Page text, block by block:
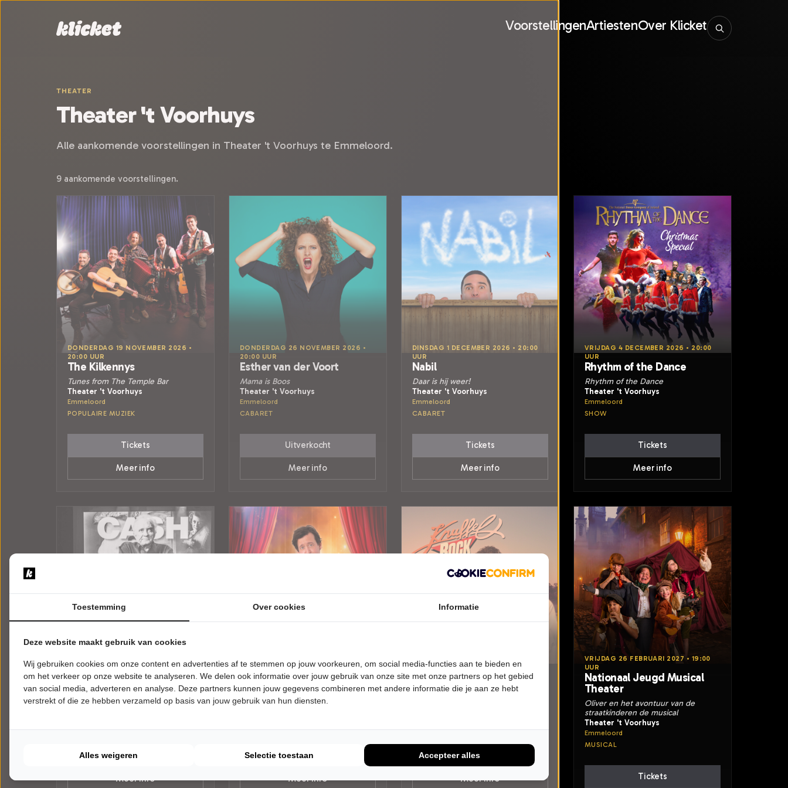
VoorstellingenArtiestenOver Klicket
THEATER
Theater 't Voorhuys
Alle aankomende voorstellingen in Theater 't Voorhuys te Emmeloord.
9 aankomende voorstellingen.
DONDERDAG 19 NOVEMBER 2026 •
20:00 UUR
The Kilkennys
Tunes from The Temple Bar
Theater 't Voorhuys
Emmeloord
POPULAIRE MUZIEK
Tickets
Meer info
DONDERDAG 26 NOVEMBER 2026 •
20:00 UUR
Esther van der Voort
Mama is Boos
Theater 't Voorhuys
Emmeloord
CABARET
Uitverkocht
Meer info
DINSDAG 1 DECEMBER 2026 • 20:00
UUR
Nabil
Daar is hij weer!
Theater 't Voorhuys
Emmeloord
CABARET
Tickets
Meer info
VRIJDAG 4 DECEMBER 2026 • 20:00
UUR
Rhythm of the Dance
Rhythm of the Dance
Theater 't Voorhuys
Emmeloord
SHOW
Tickets
Meer info
UUR
Def Americans
On the road again
Theater 't Voorhuys
Tickets
Meer info
UUR
Steven Kazàn
Hoe dan!
Theater 't Voorhuys
Tickets
Meer info
UUR
Knuffelrock
Deel 1
Tickets
Meer info
VRIJDAG 26 FEBRUARI 2027 • 19:00
UUR
Nationaal Jeugd Musical
Theater
Oliver en het avontuur van de
straatkinderen de musical
Theater 't Voorhuys
Emmeloord
MUSICAL
Tickets
Toestemming Over cookies Informatie
Deze website maakt gebruik van cookies
Wij gebruiken cookies om onze content en advertenties af te stemmen op jouw voorkeuren, om social media-functies aan te bieden en
om het verkeer op onze website te analyseren. We delen ook informatie over jouw gebruik van onze site met onze partners op het gebied
van social media, adverteren en analyse. Deze partners kunnen jouw gegevens combineren met andere informatie die je aan ze hebt
verstrekt of die ze hebben verzameld op basis van jouw gebruik van hun diensten.
Alles weigeren Selectie toestaan Accepteer alles